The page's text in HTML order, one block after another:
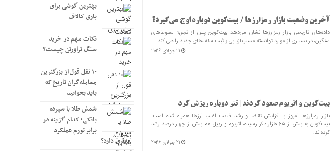
آخرین وضعیت بازار رمزارزها / بیت‌کوین دوباره اوج می‌گیرد؟
داده‌های تاریخی بازار رمزارزها نشان می‌دهد بیت‌کوین پس از تجربه سقوط‌های
سنگین، در بسیاری از موارد توانسته مسیر بازیابی و ثبت سقف‌های جدید را طی کند.
21 جولای 2026
بیت‌کوین و اتریوم صعود کردند | تتر دوباره ریزش کرد
بازار رمزارزها امروز با افزایش تقاضا و رشد قیمت اغلب ارزها همراه شده است.
بیت‌کوین به بیش از ۶۵ هزار دلار رسیده، اتریوم و ریپل هم بیش از چهار درصد رشد
کرده‌اند.
21 جولای 2026
بهترین گوشی برای
بازی کالاف
نکات مهم در خرید
سنگ تراورتن چیست؟
۱۰ نقل قول از بزرگترین
معامله‌گران تاریخ که
باید بخوانید
شمش طلا یا سپرده
بانکی؛ کدام گزینه در
برابر تورم عملکرد
بهتری دارد؟